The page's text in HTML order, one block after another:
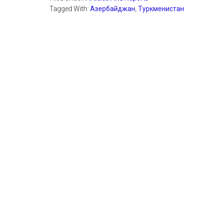
Tagged With: Азербайджан, Туркменистан